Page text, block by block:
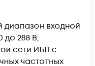
входной
до 288 В;
сети ИБП с
частотных